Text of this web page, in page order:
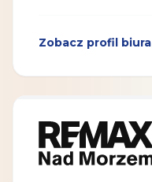
Zobacz profil biura